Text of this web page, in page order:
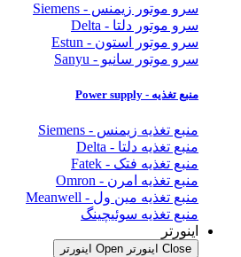
سرو موتور زیمنس - Siemens
سرو موتور دلتا - Delta
سرو موتور استون - Estun
سرو موتور سانیو - Sanyu
منبع تغذیه - Power supply
منبع تغذیه زیمنس - Siemens
منبع تغذیه دلتا - Delta
منبع تغذیه فتک - Fatek
منبع تغذیه امرن - Omron
منبع تغذیه مین ول - Meanwell
منبع تغذیه سوئیچینگ
اینورتر
Close اینورتر Open اینورتر